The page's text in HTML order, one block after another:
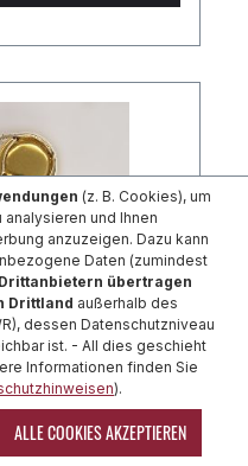
gold
(z. B. Cookies), um
und Ihnen
anzuzeigen. Dazu kann
Daten (zumindest
übertragen
Drittland außerhalb des
dessen Datenschutzniveau
ist. - All dies geschieht
Informationen finden Sie
).
ALLE COOKIES AKZEPTIEREN